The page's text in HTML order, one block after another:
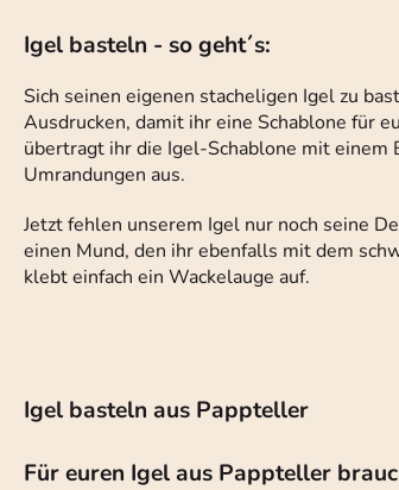
Igel basteln - so geht´s:
Sich seinen eigenen stacheligen Igel zu
Ausdrucken, damit ihr eine Schablone für
übertragt ihr die Igel-Schablone mit einem
Umrandungen aus.
Jetzt fehlen unserem Igel nur noch seine
einen Mund, den ihr ebenfalls mit dem
klebt einfach ein Wackelauge auf.
Igel basteln aus Pappteller
Für euren Igel aus Pappteller